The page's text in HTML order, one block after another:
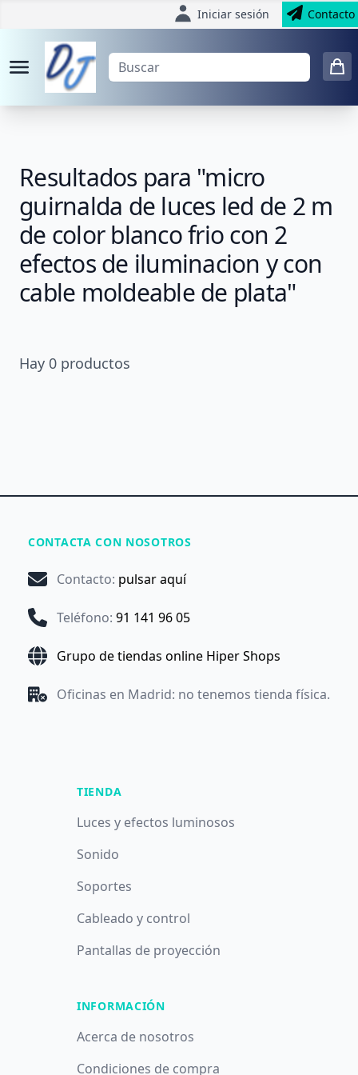
Iniciar sesión Contacto
Resultados para "micro
guirnalda de luces led de 2 m
de color blanco frio con 2
efectos de iluminacion y con
cable moldeable de plata"
Hay 0 productos
CONTACTA CON NOSOTROS
Contacto: pulsar aquí
Teléfono: 91 141 96 05
Grupo de tiendas online Hiper Shops
Oficinas en Madrid: no tenemos tienda física.
TIENDA
Luces y efectos luminosos
Sonido
Soportes
Cableado y control
Pantallas de proyección
INFORMACIÓN
Acerca de nosotros
Condiciones de compra